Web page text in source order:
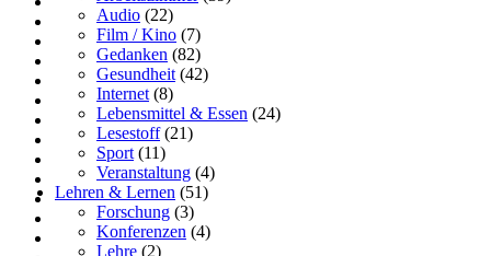
Audio (22)
Film / Kino (7)
Gedanken (82)
Gesundheit (42)
Internet (8)
Lebensmittel & Essen (24)
Lesestoff(21)
Sport (11)
Veranstaltung (4)
Lehren & Lernen (51)
Forschung (3)
Konferenzen (4)
Lehre (2)